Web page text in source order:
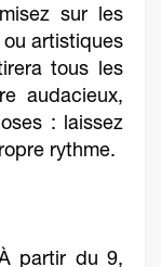
sur les
artistiques
tous les
audacieux,
: laissez
rythme.
partir du 9,